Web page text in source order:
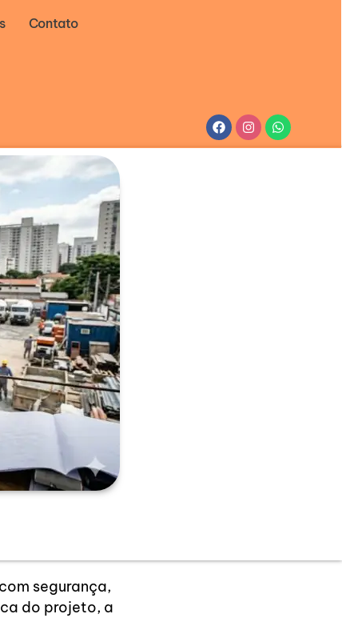
Contato
Facebook
InstagramWhatsapp
segurança,
do projeto, a